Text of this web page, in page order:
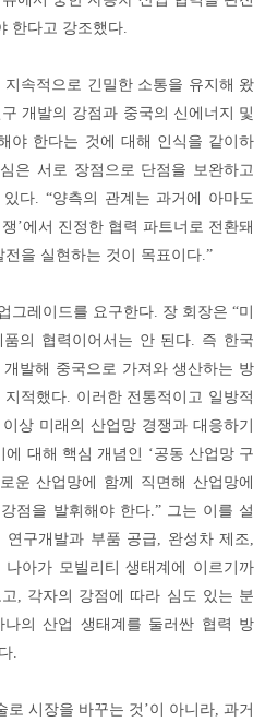
한다고 강조했다.
속적으로 긴밀한 소통을 유지해 왔
개발의 강점과 중국의 신에너지 및
야 한다는 것에 대해 인식을 같이하
은 서로 장점으로 단점을 보완하고
다. “양측의 관계는 과거에 아마도
’에서 진정한 협력 파트너로 전환돼
을 실현하는 것이 목표이다.”
그레이드를 요구한다. 장 회장은 “미
의 협력이어서는 안 된다. 즉 한국
발해 중국으로 가져와 생산하는 방
적했다. 이러한 전통적이고 일방적
상 미래의 산업망 경쟁과 대응하기
대해 핵심 개념인 ‘공동 산업망 구
운 산업망에 함께 직면해 산업망에
점을 발휘해야 한다.” 그는 이를 설
구개발과 부품 공급, 완성차 제조,
나아가 모빌리티 생태계에 이르기까
, 각자의 강점에 따라 심도 있는 분
나의 산업 생태계를 둘러싼 협력 방
.
로 시장을 바꾸는 것’이 아니라, 과거